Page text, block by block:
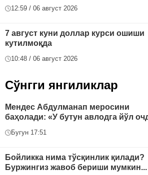
12:59 / 06 август 2026
7 август куни доллар курси ошиши
кутилмоқда
10:48 / 06 август 2026
Сўнгги янгиликлар
Мендес Абдулманап меросини
баҳолади: «У бутун авлодга йўл
Бугун 17:51
Бойликка нима тўсқинлик қилади?
Буржингиз жавоб бериши мумкин...